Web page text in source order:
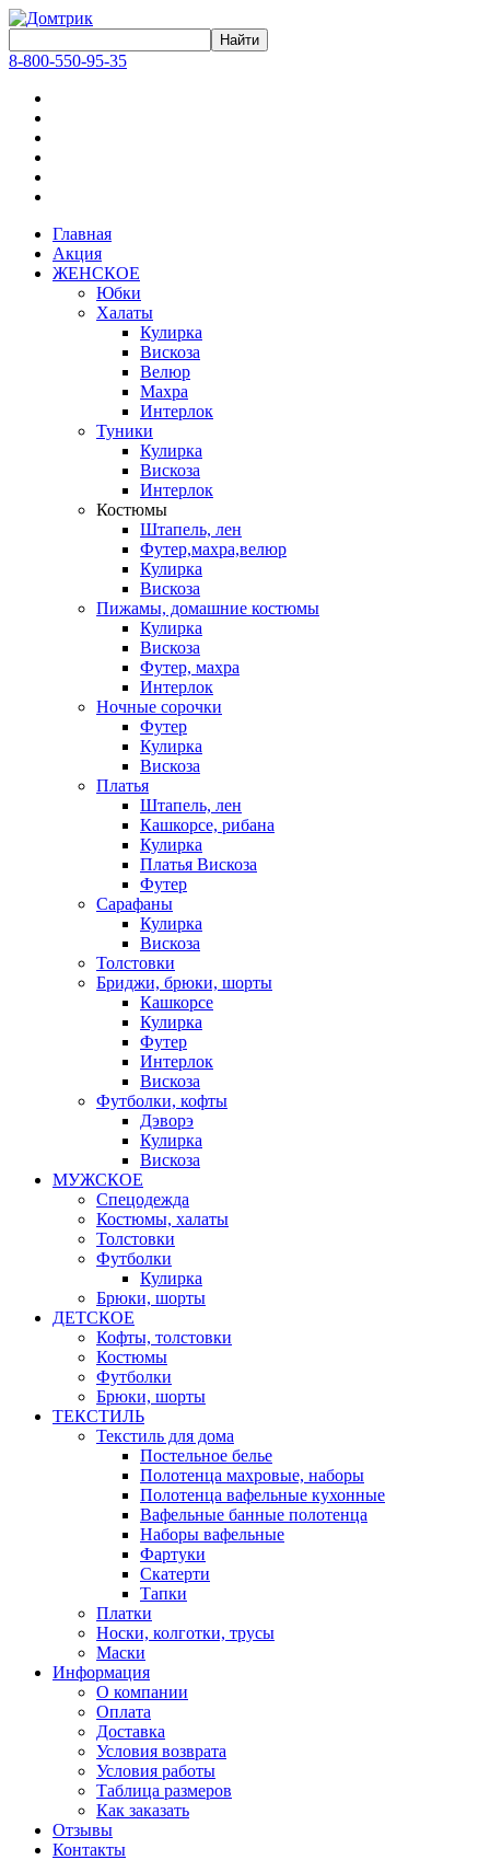
8-800-550-95-35
Главная
Акция
ЖЕНСКОЕ
Юбки
Халаты
Кулирка
Вискоза
Велюр
Махра
Интерлок
Туники
Кулирка
Вискоза
Интерлок
Костюмы
Штапель, лен
Футер,махра,велюр
Кулирка
Вискоза
Пижамы, домашние костюмы
Кулирка
Вискоза
Футер, махра
Интерлок
Ночные сорочки
Футер
Кулирка
Вискоза
Платья
Штапель, лен
Кашкорсе, рибана
Кулирка
Платья Вискоза
Футер
Сарафаны
Кулирка
Вискоза
Толстовки
Бриджи, брюки, шорты
Кашкорсе
Кулирка
Футер
Интерлок
Вискоза
Футболки, кофты
Дэворэ
Кулирка
Вискоза
МУЖСКОЕ
Спецодежда
Костюмы, халаты
Толстовки
Футболки
Кулирка
Брюки, шорты
ДЕТСКОЕ
Кофты, толстовки
Костюмы
Футболки
Брюки, шорты
ТЕКСТИЛЬ
Текстиль для дома
Постельное белье
Полотенца махровые, наборы
Полотенца вафельные кухонные
Вафельные банные полотенца
Наборы вафельные
Фартуки
Скатерти
Тапки
Платки
Носки, колготки, трусы
Маски
Информация
О компании
Оплата
Доставка
Условия возврата
Условия работы
Таблица размеров
Как заказать
Отзывы
Контакты